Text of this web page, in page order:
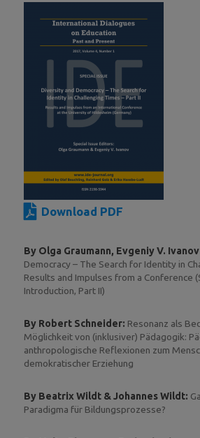
Download PDF
By Olga Graumann, Evgeniy V.
Democracy – The Search for Identity in
Results and Impulses from a Conference
Introduction, Part II)
By Robert Schneider: Resonanz als
Möglichkeit von (inklusiver) Pädagogik:
anthropologische Reflexionen zum
demokratischer Erziehung
By Beatrix Wildt & Johannes Wildt:
Paradigma für Bildungsprozesse?